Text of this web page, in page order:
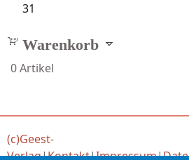
31
Warenkorb
0Artikel
(c)Geest-
Verlag|Kontakt|Impressum|